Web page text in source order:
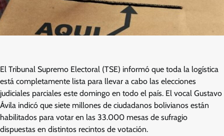
El Tribunal Supremo Electoral (TSE) informó que toda la logística
está completamente lista para llevar a cabo las elecciones
judiciales parciales este domingo en todo el país. El vocal Gustavo
Ávila indicó que siete millones de ciudadanos bolivianos están
habilitados para votar en las 33.000 mesas de sufragio
dispuestas en distintos recintos de votación.